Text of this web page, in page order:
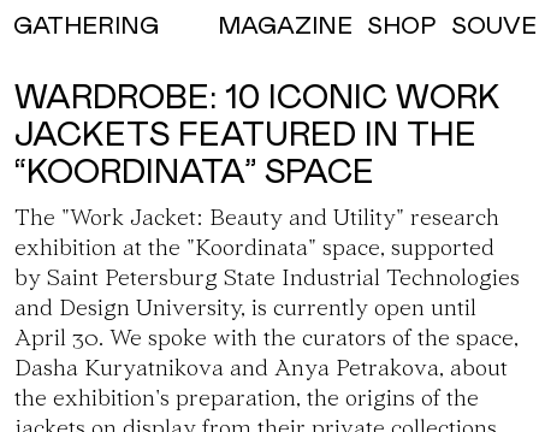
GATHERING MAGAZINE SHOP
WARDROBE: 10 ICONIC WORK
JACKETS FEATURED IN THE
“KOORDINATA” SPACE
The "Work Jacket: Beauty and Utility" research
exhibition at the "Koordinata" space, supported
by Saint Petersburg State Industrial Technologies
and Design University, is currently open until
April 30. We spoke with the curators of the space,
Dasha Kuryatnikova and Anya Petrakova, about
the exhibition's preparation, the origins of the